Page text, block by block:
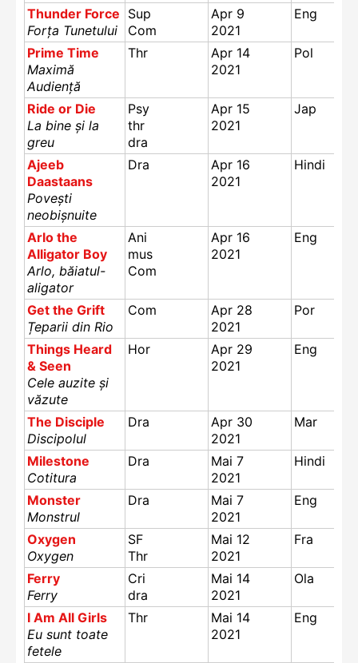
Thunder Force
Forța Tunetului
Sup
Com
Apr 9
2021
Eng
Prime Time
Maximă
Audiență
Thr
Apr 14
2021
Pol
Ride or Die
La bine și la
greu
Psy
thr
dra
Apr 15
2021
Jap
Ajeeb
Daastaans
Povești
neobișnuite
Dra
Apr 16
2021
Hindi
Arlo the
Alligator Boy
Arlo, băiatul-
aligator
Ani
mus
Com
Apr 16
2021
Eng
Get the Grift
Țeparii din Rio
Com
Apr 28
2021
Por
Things Heard
& Seen
Cele auzite și
văzute
Hor
Apr 29
2021
Eng
The Disciple
Discipolul
Dra
Apr 30
2021
Mar
Milestone
Cotitura
Dra
Mai 7
2021
Hindi
Monster
Monstrul
Dra
Mai 7
2021
Eng
Oxygen
Oxygen
SF
Thr
Mai 12
2021
Fra
Ferry
Ferry
Cri
dra
Mai 14
2021
Ola
I Am All Girls
Eu sunt toate
fetele
Thr
Mai 14
2021
Eng